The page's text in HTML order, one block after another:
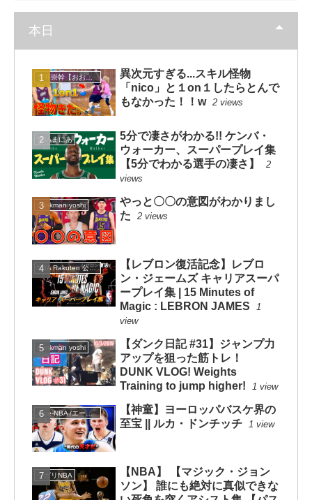
本日
大井崇幹【おおいたかよし】
異次元すぎる...スキル怪物
「nico」と１on１したらとんで
もなかった！！w 2 views
NBAまにあ
5分で凄さがわかる!! ケンバ・
ウォーカー、スーパープレイ集
【5分でわかる選手の凄さ】
2
views
dunkman yoshi
やっと〇〇の意図がわかりまし
た
2 views
NBA Rakuten 公式チャンネル
【レブロン復活記念】レブロ
ン・ジェームズ キャリアスーパ
ープレイ集 | 15 Minutes of
Magic : LEBRON JAMES
1
view
dunkman yoshi
【ダンク日記 #31】ジャンプ力
アップを狙った筋トレ！
DUNK VLOG! Weights
Training to jump higher!
1 view
-Ace-NBA /エースNBA
【神童】ヨーロッパバスケ界の
至宝 || ルカ・ドンチッチ
1 view
ソガリNBA
【NBA】 【マジック・ジョン
ソン】 誰にも絶対に真似できな